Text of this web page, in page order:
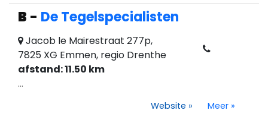
B - De Tegelspecialisten
Jacob le Mairestraat 277p,
7825 XG Emmen, regio Drenthe
afstand: 11.50 km
...
Website » Meer »